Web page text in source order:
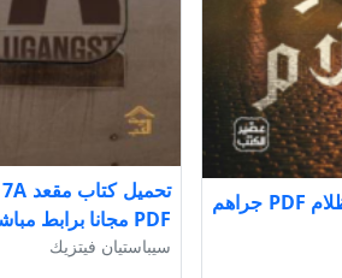
تحميل كتاب آخر أيام الظلام PDF جراهم
PDF مجانا برابط مباشر
سيباستيان فيتزيك